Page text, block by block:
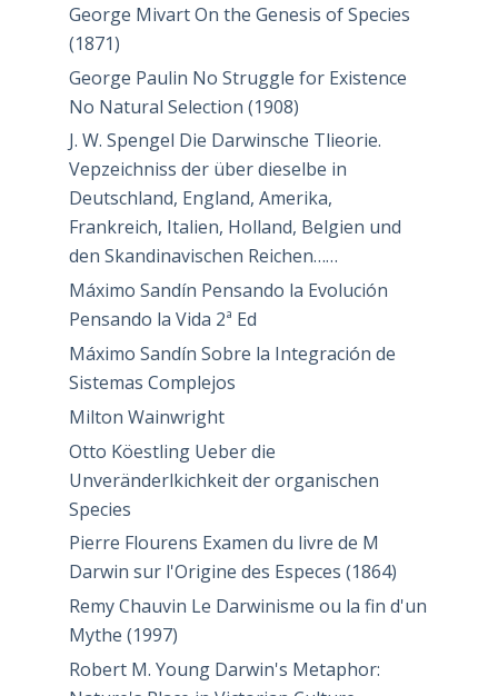
George Mivart On the Genesis of Species
(1871)
George Paulin No Struggle for Existence
No Natural Selection (1908)
J. W. Spengel Die Darwinsche Tlieorie.
Vepzeichniss der über dieselbe in
Deutschland, England, Amerika,
Frankreich, Italien, Holland, Belgien und
den Skandinavischen Reichen……
Máximo Sandín Pensando la Evolución
Pensando la Vida 2ª Ed
Máximo Sandín Sobre la Integración de
Sistemas Complejos
Milton Wainwright
Otto Köestling Ueber die
Unveränderlkichkeit der organischen
Species
Pierre Flourens Examen du livre de M
Darwin sur l'Origine des Especes (1864)
Remy Chauvin Le Darwinisme ou la fin d'un
Mythe (1997)
Robert M. Young Darwin's Metaphor: